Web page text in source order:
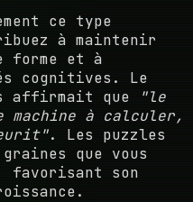
ce type
à maintenir
forme et à
cognitives. Le
affirmait que
"le
machine à calculer,
. Les puzzles
que vous
favorisant son